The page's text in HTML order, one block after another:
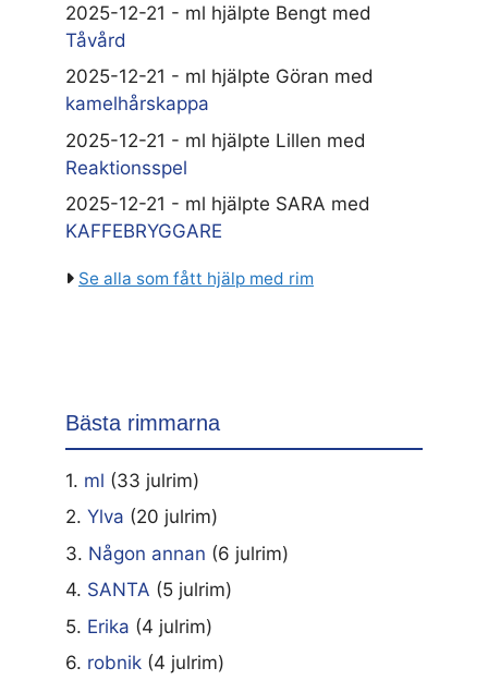
2025-12-21 - ml hjälpte Bengt med
Tåvård
2025-12-21 - ml hjälpte Göran med
kamelhårskappa
2025-12-21 - ml hjälpte Lillen med
Reaktionsspel
2025-12-21 - ml hjälpte SARA med
KAFFEBRYGGARE
Se alla som fått hjälp med rim
Bästa rimmarna
1. ml (33 julrim)
2. Ylva (20 julrim)
3. Någon annan (6 julrim)
4. SANTA (5 julrim)
5. Erika (4 julrim)
6. robnik (4 julrim)